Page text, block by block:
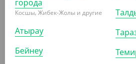
9 135₸
Форма алюминиевая "Кастрюля" с
3200 мл, 294*112 мм, Lamina
города
Косшы, Жибек-Жолы и другие
Атырау
Бейнеу